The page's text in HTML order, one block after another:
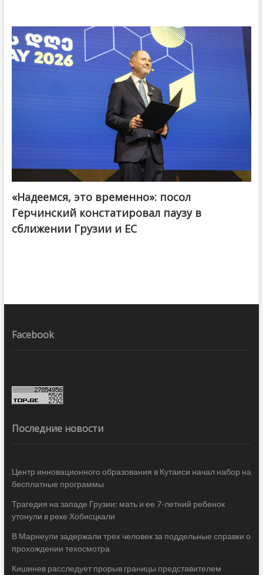
«Надеемся, это временно»: посол
Герчинский констатировал паузу в
сближении Грузии и ЕС
Facebook
Последние новости
Центр инновационного образования в Кутаиси начал набор на
бесплатные программы
Трагедия на западе Грузии: мать и ее 7-летний ребенок
утонули в реке Хобисцкали
В Марнеули задержали трех человек за поддельные справки о
прохождении техосмотра
Кишинев расследует прорыв границы представителем